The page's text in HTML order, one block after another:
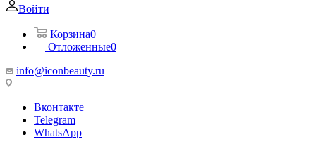
Войти
Корзина0
Отложенные0
info@iconbeauty.ru
Вконтакте
Telegram
WhatsApp